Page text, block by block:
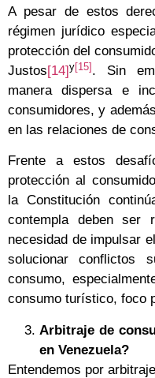
A pesar de estos
régimen jurídico
protección del
Justos[14]y[15]. Sin
manera dispersa e
consumidores, y
en las relaciones de
Frente a estos
protección al
la Constitución
contempla deben ser
necesidad de impulsar
solucionar conflictos
consumo,
consumo turístico, foco
Arbitraje de
en Venezuela?
Entendemos por